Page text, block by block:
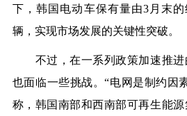
下，韩国电动车保有量由3月末的
辆，实现市场发展的关键性突破。
不过，在一系列政策加速推进
也面临一些挑战。“电网是制约因
称，韩国南部和西南部可再生能